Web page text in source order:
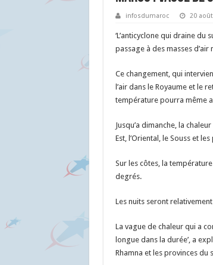
infosdumaroc 20
‘L’anticyclone qui draine du
passage à des masses
Ce changement, qui
l’air dans le Royaume et le
température pourra même
Jusqu’a dimanche, la
Est, l’Oriental, le Souss et
Sur les côtes, la
degrés.
Les nuits seront
La vague de chaleur qui a
longue dans la durée’, a
Rhamna et les provinces du